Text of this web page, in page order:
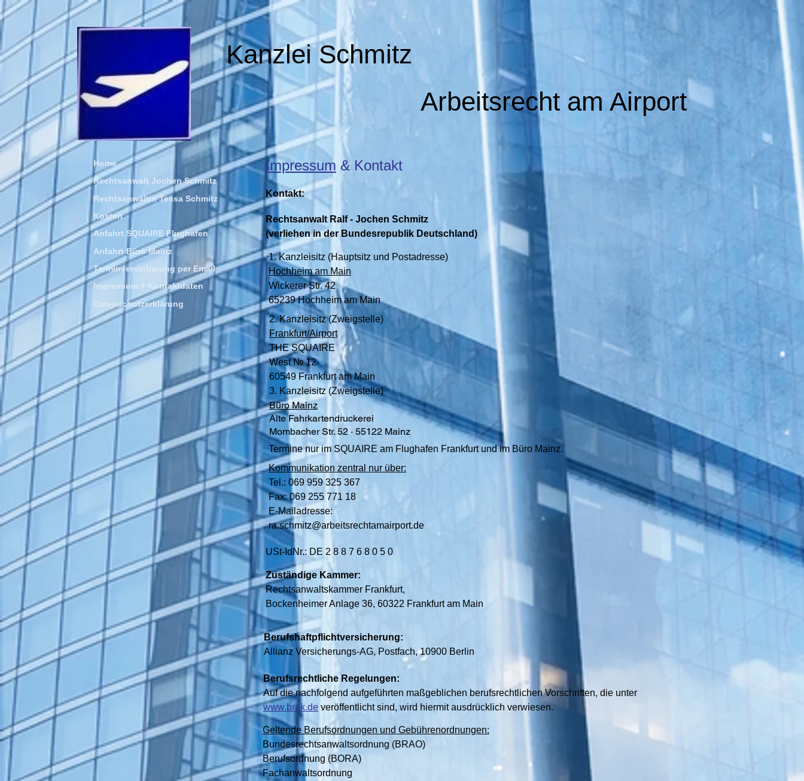
Kanzlei Schmitz
Arbeitsrecht am Airport
Home
Rechtsanwalt Jochen Schmitz
Rechtsanwältin Tessa Schmitz
Kosten
Anfahrt SQUAIRE Flughafen
Anfahrt Büro Mainz
Terminvereinbarung per Email
Impressum + Kontaktdaten
Datenschutzerklärung
Impressum & Kontakt
Kontakt:
Rechtsanwalt Ralf - Jochen Schmitz
(verliehen in der Bundesrepublik Deutschland)
1. Kanzleisitz (Hauptsitz und Postadresse)
Hochheim am Main
Wickerer Str. 42
65239 Hochheim am Main
2. Kanzleisitz (Zweigstelle)
Frankfurt/Airport
THE SQUAIRE
West № 12
60549 Frankfurt am Main
3. Kanzleisitz (Zweigstelle)
Büro Mainz
Alte Fahrkartendruckerei
Mombacher Str. 52 ∙ 55122 Mainz
Termine nur im SQUAIRE am Flughafen Frankfurt und im Büro Mainz.
Kommunikation zentral nur über:
Tel.: 069 959 325 367
Fax: 069 255 771 18
E-Mailadresse:
ra.schmitz@arbeitsrechtamairport.de
USt-IdNr.: DE 2 8 8 7 6 8 0 5 0
Zuständige Kammer:
Rechtsanwaltskammer Frankfurt,
Bockenheimer Anlage 36, 60322 Frankfurt am Main
Berufshaftpflichtversicherung:
Allianz Versicherungs-AG, Postfach, 10900 Berlin
Berufsrechtliche Regelungen:
Auf die nachfolgend aufgeführten maßgeblichen berufsrechtlichen Vorschriften, die unter
www.brak.de veröffentlicht sind, wird hiermit ausdrücklich verwiesen.
Geltende Berufsordnungen und Gebührenordnungen:
Bundesrechtsanwaltsordnung (BRAO)
Berufsordnung (BORA)
Fachanwaltsordnung